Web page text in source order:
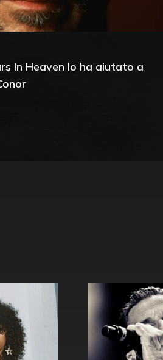
In Heaven lo ha aiutato a